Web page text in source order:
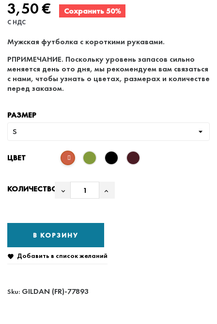
3,50 € Сохранить 50%
С НДС
Мужская футболка с короткими рукавами.
PПРИМЕЧАНИЕ. Поскольку уровень запасов сильно
меняется день ото дня, мы рекомендуем вам связаться
с нами, чтобы узнать о цветах, размерах и количестве
перед заказом.
РАЗМЕР
ЦВЕТ
КОЛИЧЕСТВО
В КОРЗИНУ
 Добавить в список желаний
Sku: GILDAN (FR)-77893